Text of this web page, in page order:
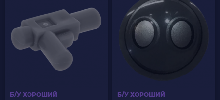
Б/У ХОРОШИЙ
Б/У ХОРОШИЙ